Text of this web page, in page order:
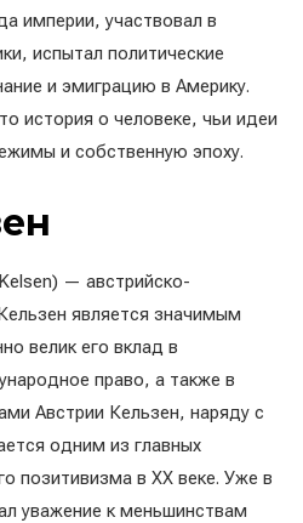
империи, участвовал в
испытал политические
и эмиграцию в Америку.
история о человеке, чьи идеи
и собственную эпоху.
— австрийско-
является значимым
велик его вклад в
право, а также в
Австрии Кельзен, наряду с
одним из главных
позитивизма в XX веке. Уже в
уважение к меньшинствам